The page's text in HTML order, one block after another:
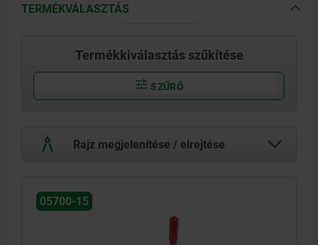
TERMÉKVÁLASZTÁS
Termékkiválasztás szűkítése
SZŰRŐ
Rajz megjelenítése / elrejtése
05700-15